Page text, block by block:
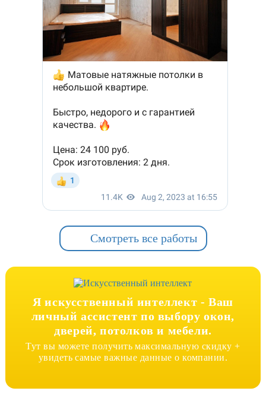
Смотреть все работы
Я искусственный интеллект - Ваш
личный ассистент по выбору окон,
дверей, потолков и мебели.
Тут вы можете получить максимальную скидку +
увидеть самые важные данные о компании.